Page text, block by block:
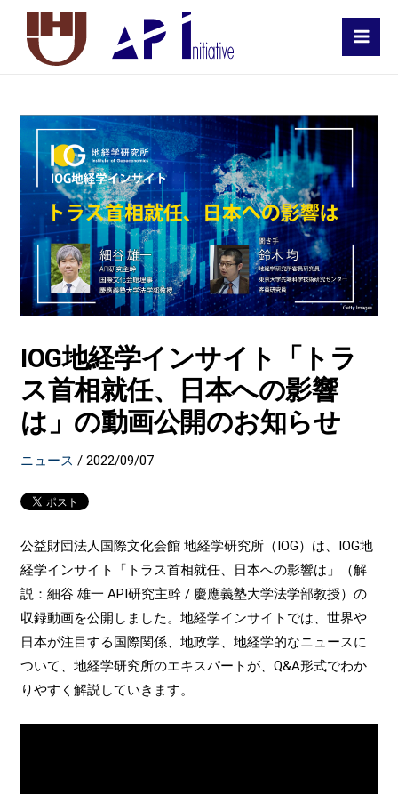
IOG地経学インサイト「トラ
ス首相就任、日本への影響
は」の動画公開のお知らせ
ニュース /2022/09/07
公益財団法人国際文化会館 地経学研究所（IOG）は、IOG地
経学インサイト「トラス首相就任、日本への影響は」（解
説：細谷 雄一 API研究主幹 / 慶應義塾大学法学部教授）の
収録動画を公開しました。地経学インサイトでは、世界や
日本が注目する国際関係、地政学、地経学的なニュースに
ついて、地経学研究所のエキスパートが、Q&A形式でわか
りやすく解説していきます。